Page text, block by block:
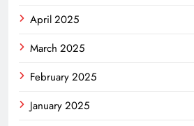
April 2025
March 2025
February 2025
January 2025